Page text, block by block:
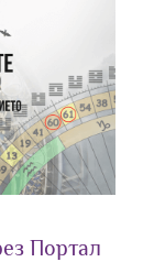
Портал